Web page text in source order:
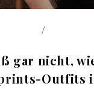
/
gar nicht,
Outfits